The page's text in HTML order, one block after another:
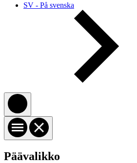
SV - På svenska
Päävalikko